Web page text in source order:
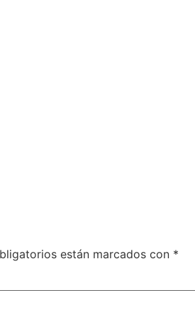
están marcados con *